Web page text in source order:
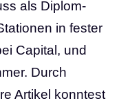
als Diplom-
in fester
Capital, und
Durch
Artikel konntest